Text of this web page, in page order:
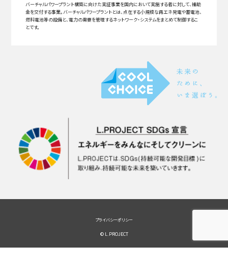
バーチャルパワープラント構築に向けた実証事業を国内において実施する者に対して、補助
金を交付する事業。バーチャルパワープラントとは、点在する小規模な再エネ発電や蓄電池、
燃料電池等の設備と、電力の需要を管理するネットワーク・システムをまとめて制御するこ
とです。
プライバシーポリシー
© L.PROJECT